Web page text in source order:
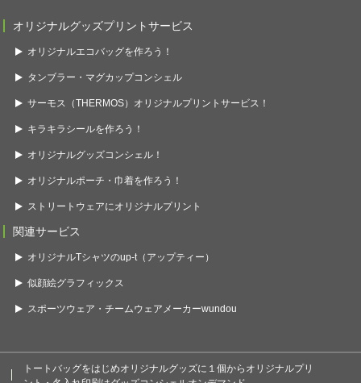
オリジナルグッズプリントサービス
オリジナルエコバッグを作ろう！
タンブラー・マグカップコンシェル
サーモス（THERMOS）オリジナルプリントサービス！
キラキラシールを作ろう！
オリジナルグッズコンシェル！
オリジナルポーチ・巾着を作ろう！
ストリートウェアにオリジナルプリント
関連サービス
オリジナルTシャツのup-t（アップティー）
似顔絵グラフィックス
スポーツウェア・チームウェアメーカーwundou
トートバッグをはじめオリジナルグッズに１個からオリジナルプリ